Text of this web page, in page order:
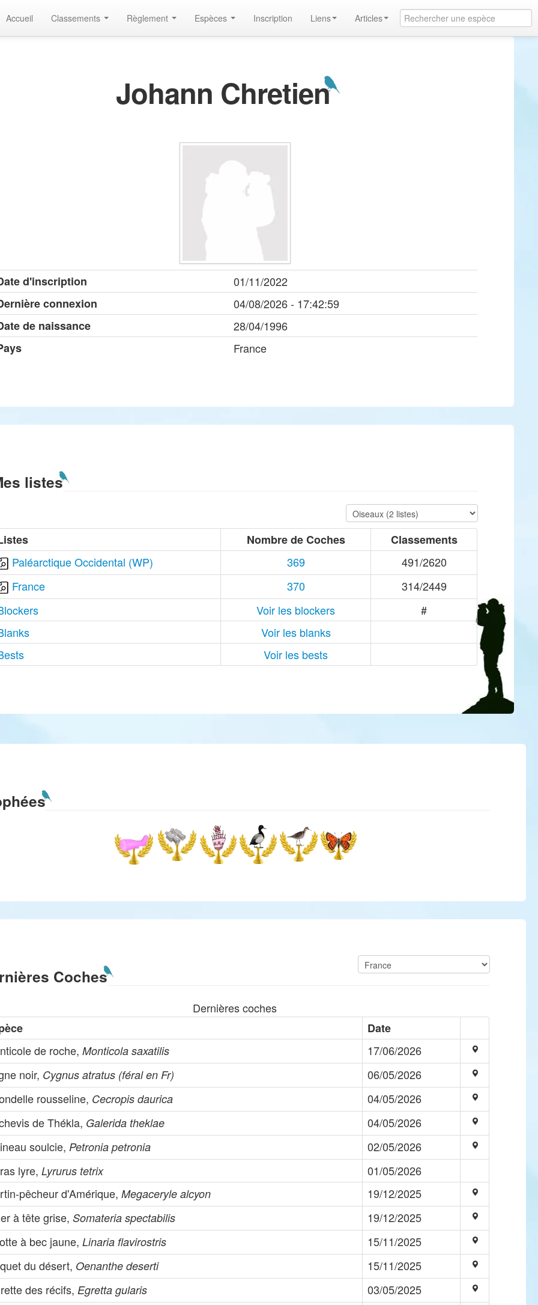
Accueil Classements Règlement Espèces Inscription Liens Articles
Johann Chretien
d'inscription
01/11/2022
connexion
04/08/2026 - 17:42:59
de naissance
28/04/1996
France
listes
Nombre de Coches
Classements
Paléarctique Occidental (WP)
369
491/2620
France
370
314/2449
Voir les blockers
#
Voir les blanks
Voir les bests
Coches
Dernières coches
Date
de roche,Monticola saxatilis
17/06/2026
noir, Cygnus atratus (féral en Fr)
06/05/2026
rousseline, Cecropis daurica
04/05/2026
de Thékla, Galerida theklae
04/05/2026
soulcie, Petronia petronia
02/05/2026
lyre,Lyrurus tetrix
01/05/2026
pêcheur d'Amérique,Megaceryle alcyon
19/12/2025
à tête grise,Somateria spectabilis
19/12/2025
à bec jaune,Linaria flavirostris
15/11/2025
du désert, Oenanthe deserti
15/11/2025
des récifs, Egretta gularis
03/05/2025